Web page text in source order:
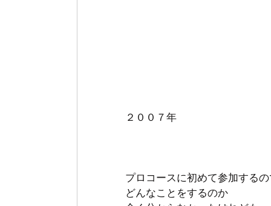
２００７年
プロコースに初めて参加する
どんなことをするのか